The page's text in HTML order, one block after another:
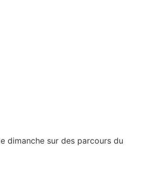
dimanche sur des parcours du